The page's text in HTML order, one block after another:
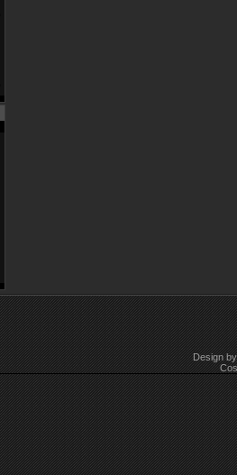
Design